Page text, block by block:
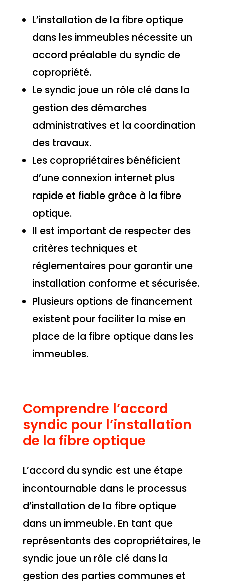
L’installation de la fibre optique
dans les immeubles nécessite un
accord préalable du syndic de
copropriété.
Le syndic joue un rôle clé dans la
gestion des démarches
administratives et la coordination
des travaux.
Les copropriétaires bénéficient
d’une connexion internet plus
rapide et fiable grâce à la fibre
optique.
Il est important de respecter des
critères techniques et
réglementaires pour garantir une
installation conforme et sécurisée.
Plusieurs options de financement
existent pour faciliter la mise en
place de la fibre optique dans les
immeubles.
Comprendre l’accord
syndic pour l’installation
de la fibre optique
L’accord du syndic est une étape
incontournable dans le processus
d’installation de la fibre optique
dans un immeuble. En tant que
représentants des copropriétaires, le
syndic joue un rôle clé dans la
gestion des parties communes et